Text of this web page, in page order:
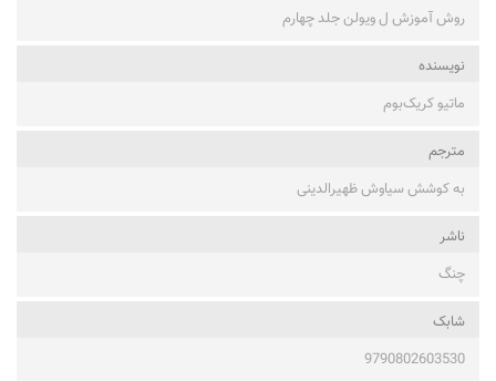
روش آموزش ل ویولن جلد چهارم
نویسنده
ماتیو کریک‌بوم
مترجم
به کوشش سیاوش ظهیرالدینی
ناشر
چنگ
شابک
9790802603530